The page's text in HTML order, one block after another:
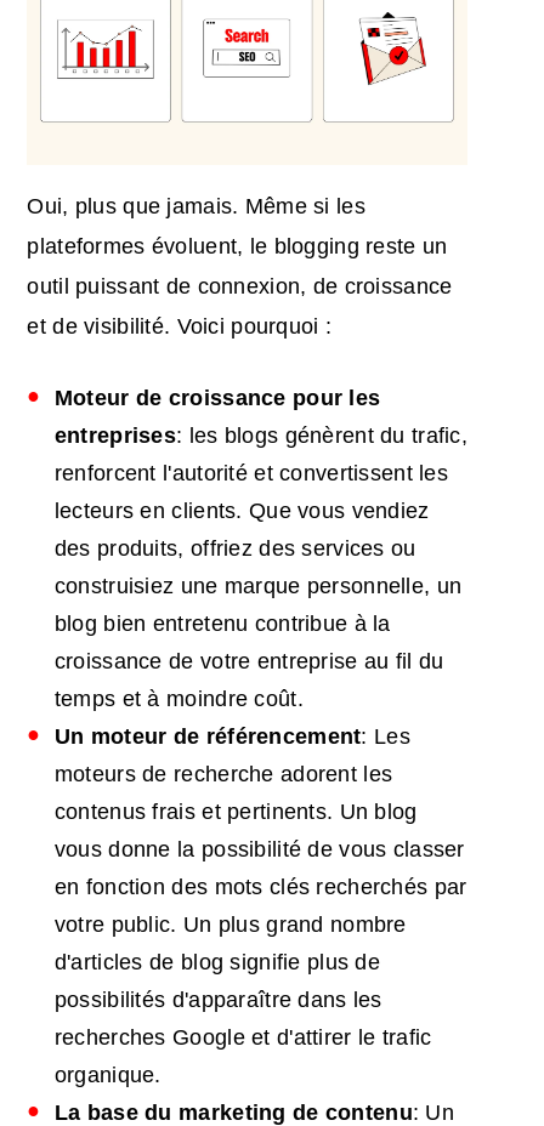
Oui, plus que jamais. Même si les
plateformes évoluent, le blogging reste un
outil puissant de connexion, de croissance
et de visibilité. Voici pourquoi :
Moteur de croissance pour les
entreprises: les blogs génèrent du trafic,
renforcent l'autorité et convertissent les
lecteurs en clients. Que vous vendiez
des produits, offriez des services ou
construisiez une marque personnelle, un
blog bien entretenu contribue à la
croissance de votre entreprise au fil du
temps et à moindre coût.
Un moteur de référencement: Les
moteurs de recherche adorent les
contenus frais et pertinents. Un blog
vous donne la possibilité de vous classer
en fonction des mots clés recherchés par
votre public. Un plus grand nombre
d'articles de blog signifie plus de
possibilités d'apparaître dans les
recherches Google et d'attirer le trafic
organique.
La base du marketing de contenu: Un